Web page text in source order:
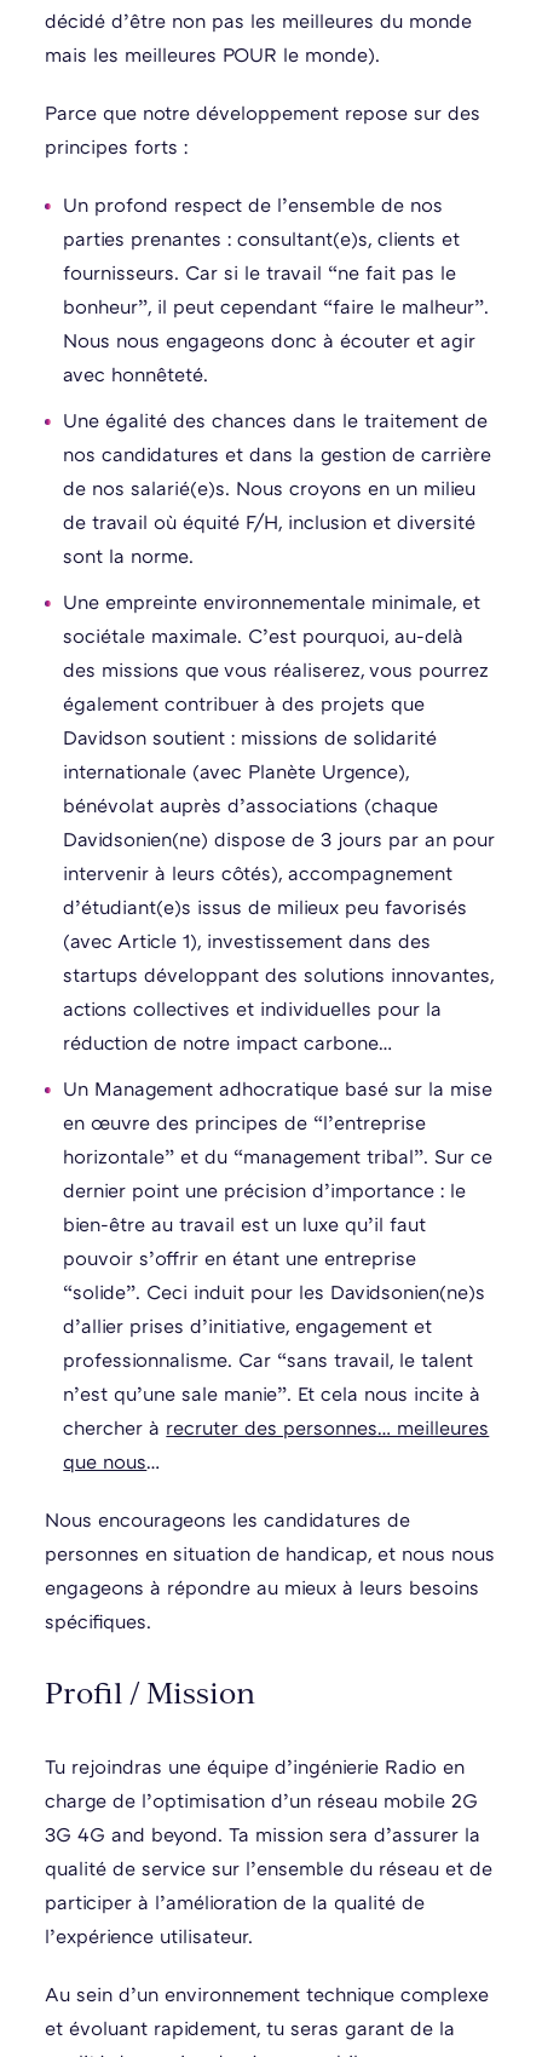
décidé d’être non pas les meilleures du monde
mais les meilleures POUR le monde).
Parce que notre développement repose sur des
principes forts :
Un profond respect de l’ensemble de nos
parties prenantes : consultant(e)s, clients et
fournisseurs. Car si le travail “ne fait pas le
bonheur”, il peut cependant “faire le malheur”.
Nous nous engageons donc à écouter et agir
avec honnêteté.
Une égalité des chances dans le traitement de
nos candidatures et dans la gestion de carrière
de nos salarié(e)s. Nous croyons en un milieu
de travail où équité F/H, inclusion et diversité
sont la norme.
Une empreinte environnementale minimale, et
sociétale maximale. C’est pourquoi, au-delà
des missions que vous réaliserez, vous pourrez
également contribuer à des projets que
Davidson soutient : missions de solidarité
internationale (avec Planète Urgence),
bénévolat auprès d’associations (chaque
Davidsonien(ne) dispose de 3 jours par an pour
intervenir à leurs côtés), accompagnement
d’étudiant(e)s issus de milieux peu favorisés
(avec Article 1), investissement dans des
startups développant des solutions innovantes,
actions collectives et individuelles pour la
réduction de notre impact carbone…
Un Management adhocratique basé sur la mise
en œuvre des principes de “l’entreprise
horizontale” et du “management tribal”. Sur ce
dernier point une précision d’importance : le
bien-être au travail est un luxe qu’il faut
pouvoir s’offrir en étant une entreprise
“solide”. Ceci induit pour les Davidsonien(ne)s
d’allier prises d’initiative, engagement et
professionnalisme. Car “sans travail, le talent
n’est qu’une sale manie”. Et cela nous incite à
chercher à recruter des personnes… meilleures
que nous…
Nous encourageons les candidatures de
personnes en situation de handicap, et nous nous
engageons à répondre au mieux à leurs besoins
spécifiques.
Profil / Mission
Tu rejoindras une équipe d’ingénierie Radio en
charge de l’optimisation d’un réseau mobile 2G
3G 4G and beyond. Ta mission sera d’assurer la
qualité de service sur l’ensemble du réseau et de
participer à l’amélioration de la qualité de
l’expérience utilisateur.
Au sein d’un environnement technique complexe
et évoluant rapidement, tu seras garant de la